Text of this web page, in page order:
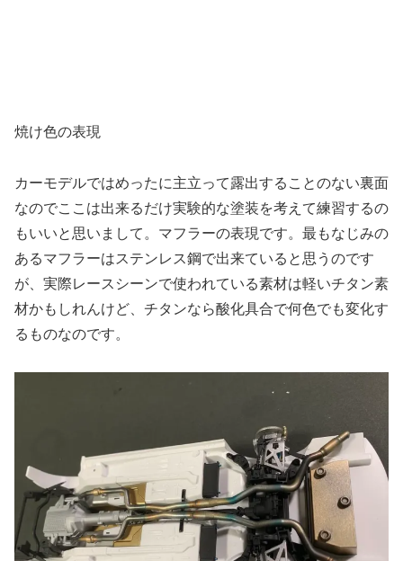
焼け色の表現
カーモデルではめったに主立って露出することのない裏面
なのでここは出来るだけ実験的な塗装を考えて練習するの
もいいと思いまして。マフラーの表現です。最もなじみの
あるマフラーはステンレス鋼で出来ていると思うのです
が、実際レースシーンで使われている素材は軽いチタン素
材かもしれんけど、チタンなら酸化具合で何色でも変化す
るものなのです。